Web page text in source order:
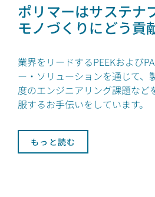
ポリマーはサステナ
モノづくりにどう貢
業界をリードするPEEKおよび
ー・ソリューションを通じて、
度のエンジニアリング課題など
服するお手伝いをしています。
もっと読む